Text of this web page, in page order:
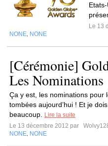
Le 13
NONE NONE
[Cérémonie]
Les Nominations
Ça y est, les nominations pour
tombées aujourd’hui ! Et je
beaucoup.
Lire la suite
Le 13 décembre 2012 par
NONE NONE